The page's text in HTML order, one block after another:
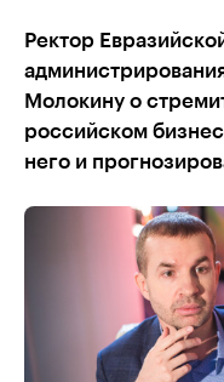
Ректор
Молокину о
российском
него и